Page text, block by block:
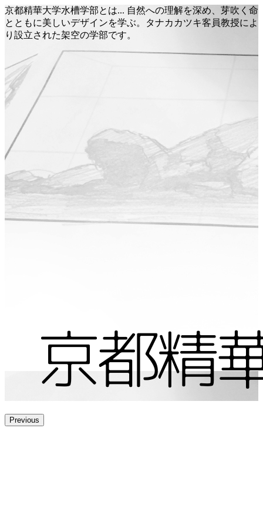
京都精華大学水槽学部とは... 自然への理解を深め、芽吹く命
とともに美しいデザインを学ぶ。タナカカツキ客員教授によ
り設立された架空の学部です。
Previous